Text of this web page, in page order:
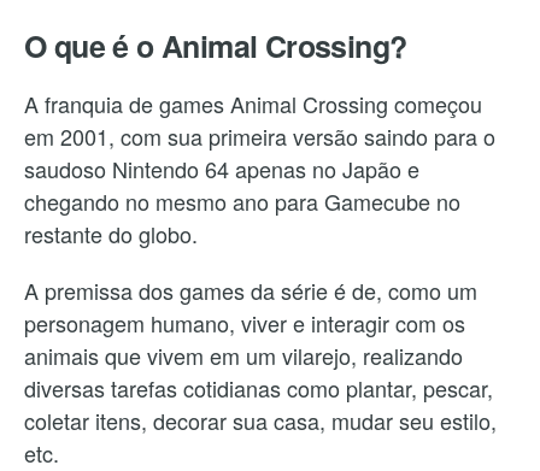
O que é o Animal Crossing?
A franquia de games Animal Crossing começou
em 2001, com sua primeira versão saindo para o
saudoso Nintendo 64 apenas no Japão e
chegando no mesmo ano para Gamecube no
restante do globo.
A premissa dos games da série é de, como um
personagem humano, viver e interagir com os
animais que vivem em um vilarejo, realizando
diversas tarefas cotidianas como plantar, pescar,
coletar itens, decorar sua casa, mudar seu estilo,
etc.